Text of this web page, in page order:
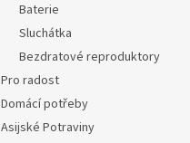
Baterie
Sluchátka
Bezdratové reproduktory
Pro radost
Domácí potřeby
Asijské Potraviny